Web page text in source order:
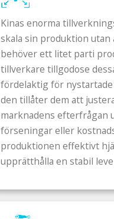
Kinas enorma
skala sin produktion
behöver ett litet parti
tillverkare tillgodose
fördelaktig för
den tillåter dem att
marknadens efterfrågan
förseningar eller
produktionen effektivt
upprätthålla en stabil